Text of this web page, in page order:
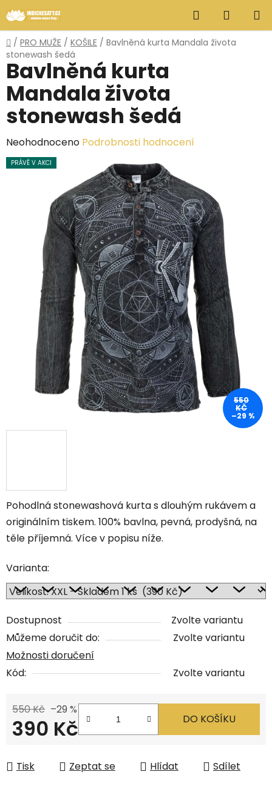
na
obsah
Hledat
KOŠÍK
Domů
/ PRO MUŽE / KOŠILE / Bavlněná kurta Mandala života
stonewash šedá
Pohodlná stonewashová kurta s dlouhým rukávem a
originálním tiskem. 100% bavlna, pevná, prodyšná, na
těle příjemná. Více v popisu níže.
Varianta:
Dostupnost
Zvolte variantu
Můžeme doručit do:
Zvolte variantu
Možnosti doručení
Kód:
Zvolte variantu
550 Kč –29 %
390 Kč DO KOŠÍKU
Tisk Zeptat se Hlídat Sdílet
Bavlněná kurta
Mandala života
stonewash šedá
Průměrné
hodnocení
hvězdiček.
Neohodnoceno Podrobnosti hodnocení
PRÁVĚ V AKCI
550
KČ
–29 %